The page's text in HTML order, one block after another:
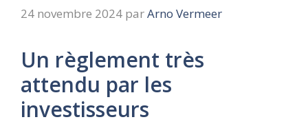
24 novembre 2024 parArno Vermeer
Un règlement très
attendu par les
investisseurs